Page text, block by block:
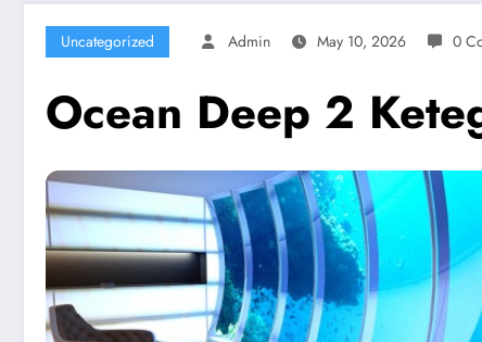
Uncategorized Admin May 10, 2026 0
Ocean Deep 2